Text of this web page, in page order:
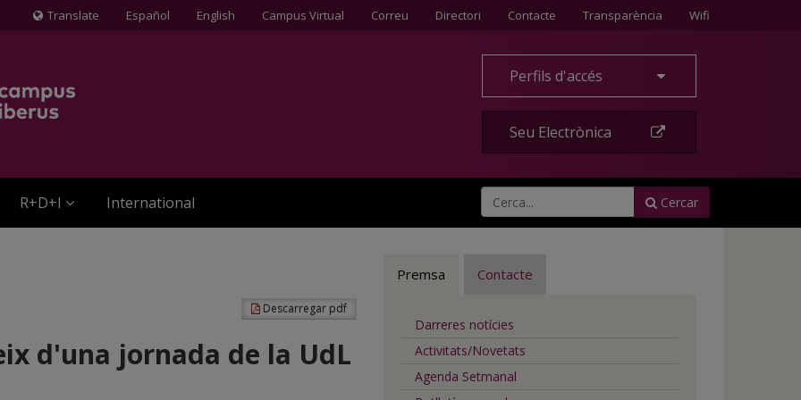
Icona
Translate Español English Campus Virtual Correu Directori Contacte
Contacte Transparència Wifi
Perfils d'accés
Seu Electrònica
R+D+I International Cercar
Descarregar pdf
d'una jornada de la UdL
Premsa Contacte
Darreres notícies
Activitats/Novetats
Agenda Setmanal